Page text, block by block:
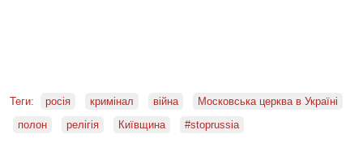
Теги: росія кримінал війна
Московська церква в Україні
полон
релігія Київщина #stoprussia